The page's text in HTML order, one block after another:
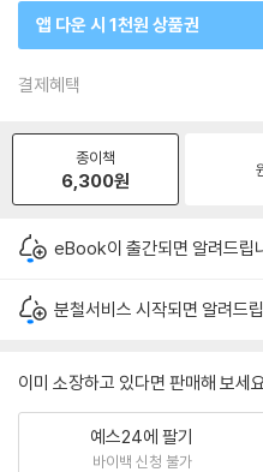
앱 다운 시 1천원 상품권
결제혜택
종이책
6,300원
eBook이 출간되면 알려드립
분철서비스 시작되면 알려드
이미 소장하고 있다면 판매해 보세
예스24에 팔기
바이백 신청 불가